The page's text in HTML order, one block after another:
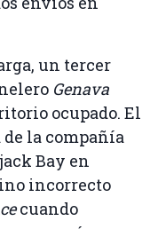
un tercer
Genava
ocupado. El
la compañía
Bay en
incorrecto
cuando